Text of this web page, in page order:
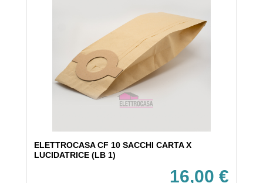
ELETTROCASA CF 10 SACCHI CARTA X
LUCIDATRICE (LB 1)
16,00 €